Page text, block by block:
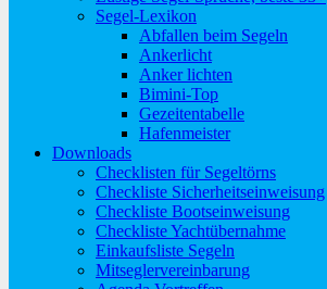
Segel-Lexikon
Abfallen beim Segeln
Ankerlicht
Anker lichten
Bimini-Top
Gezeitentabelle
Hafenmeister
Downloads
Checklisten für Segeltörns
Checkliste Sicherheitseinweisung
Checkliste Bootseinweisung
Checkliste Yachtübernahme
Einkaufsliste Segeln
Mitseglervereinbarung